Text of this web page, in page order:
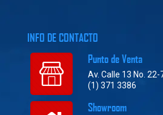
INFO DE CONTACTO
Punto de Venta
Av. Calle 13 No. 22-
(1) 371 3386
Showroom